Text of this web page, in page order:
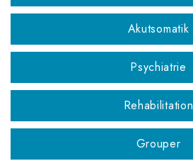
Akutsomatik
Psychiatrie
Rehabilitation
Grouper